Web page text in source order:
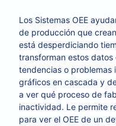
Los Sistemas OEE
de producción que
está desperdiciando
transforman estos datos
tendencias o problemas
gráficos en cascada y
a ver qué proceso de
inactividad. Le permite
para ver el OEE de un